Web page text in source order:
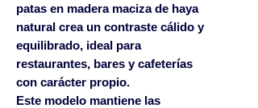
patas en madera maciza de haya
natural crea un contraste cálido y
equilibrado, ideal para
restaurantes, bares y cafeterías
con carácter propio.
Este modelo mantiene las